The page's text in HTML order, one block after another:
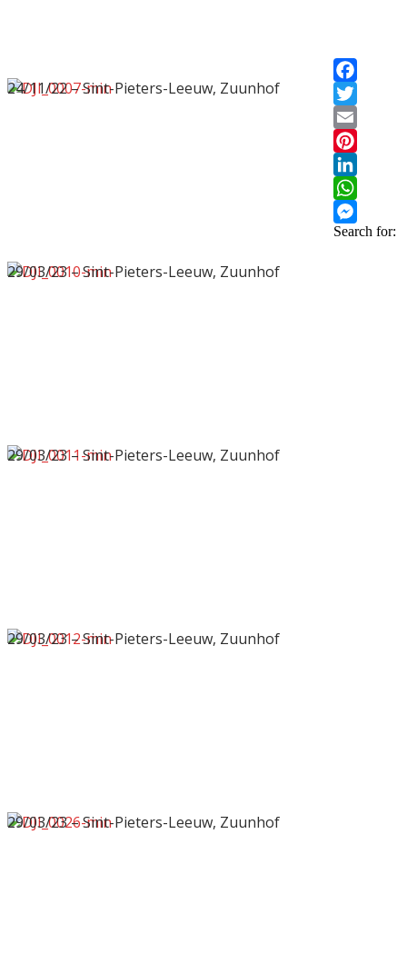
24/11/22 – Sint-Pieters-Leeuw, Zuunhof
29/03/23 – Sint-Pieters-Leeuw, Zuunhof
29/03/23 – Sint-Pieters-Leeuw, Zuunhof
29/03/23 – Sint-Pieters-Leeuw, Zuunhof
29/03/23 – Sint-Pieters-Leeuw, Zuunhof
Facebook
Twitter
Email
Pinterest
LinkedIn
WhatsApp
Search for: